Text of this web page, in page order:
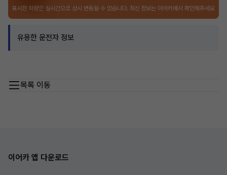
유용한 운전자 정보
목록 이동
이어카 앱 다운로드